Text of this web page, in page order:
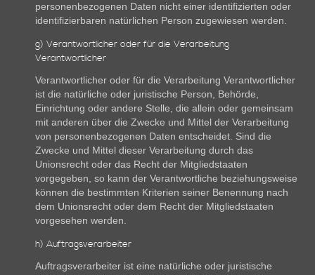
personenbezogenen Daten nicht einer identifizierten oder
identifizierbaren natürlichen Person zugewiesen werden.
g) Verantwortlicher oder für die Verarbeitung
Verantwortlicher
Verantwortlicher oder für die Verarbeitung Verantwortlicher
ist die natürliche oder juristische Person, Behörde,
Einrichtung oder andere Stelle, die allein oder gemeinsam
mit anderen über die Zwecke und Mittel der Verarbeitung
von personenbezogenen Daten entscheidet. Sind die
Zwecke und Mittel dieser Verarbeitung durch das
Unionsrecht oder das Recht der Mitgliedstaaten
vorgegeben, so kann der Verantwortliche beziehungsweise
können die bestimmten Kriterien seiner Benennung nach
dem Unionsrecht oder dem Recht der Mitgliedstaaten
vorgesehen werden.
h) Auftragsverarbeiter
Auftragsverarbeiter ist eine natürliche oder juristische